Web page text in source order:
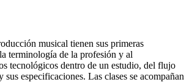
musical tienen sus primeras
terminología de la profesión y al
tecnológicos dentro de un estudio, del flujo
especificaciones. Las clases se acompañan